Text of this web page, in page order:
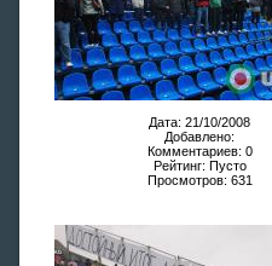
Дата: 21/10/2008
Добавлено:
Комментариев: 0
Рейтинг: Пусто
Просмотров: 631